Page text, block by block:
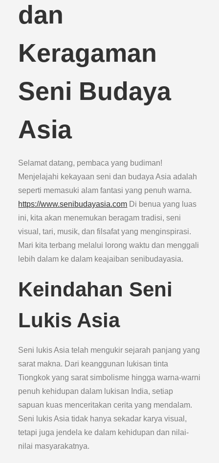
dan
Keragaman
Seni Budaya
Asia
Selamat datang, pembaca yang budiman!
Menjelajahi kekayaan seni dan budaya Asia adalah
seperti memasuki alam fantasi yang penuh warna.
https://www.senibudayasia.com Di benua yang luas
ini, kita akan menemukan beragam tradisi, seni
visual, tari, musik, dan filsafat yang menginspirasi.
Mari kita terbang melalui lorong waktu dan menggali
lebih dalam ke dalam keajaiban senibudayasia.
Keindahan Seni
Lukis Asia
Seni lukis Asia telah mengukir sejarah panjang yang
sarat makna. Dari keanggunan lukisan tinta
Tiongkok yang sarat simbolisme hingga warna-warni
penuh kehidupan dalam lukisan India, setiap
sapuan kuas menceritakan cerita yang mendalam.
Seni lukis Asia tidak hanya sekadar karya visual,
tetapi juga jendela ke dalam kehidupan dan nilai-
nilai masyarakatnya.